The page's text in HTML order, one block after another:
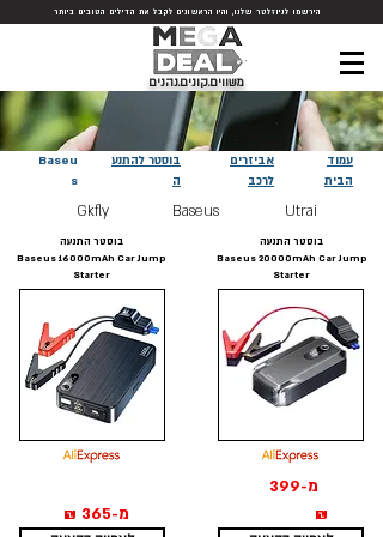
הירשמו לניוזלטר שלנו, והיו הראשונים לקבל את הדילים הטובים ביותר
משווים.קונים.נהנים
Baseu
s
בוסטר להתנע
ה
אביזרים
לרכב
עמוד
הבית
Gkfly Baseus Utrai
בוסטר התנעה
Baseus 16000mAh Car Jump
Starter
מ-365 ₪
בוסטר התנעה
Baseus 20000mAh Car Jump
Starter
מ-399
₪